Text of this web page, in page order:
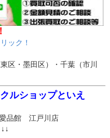
ック！
区・墨田区）・千葉（市川
ルショップといえ
品館 江戸川店